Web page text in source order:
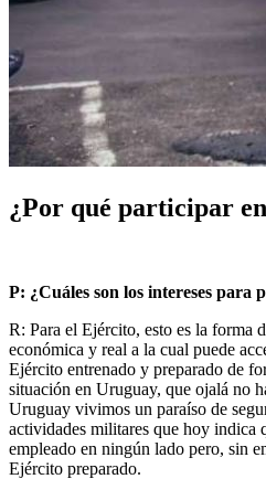
¿Por qué participar
P: ¿Cuáles son los intereses para
R: Para el Ejército, esto es la forma
económica y real a la cual puede
Ejército entrenado y preparado de
situación en Uruguay, que ojalá no
Uruguay vivimos un paraíso de
actividades militares que hoy indica
empleado en ningún lado pero, sin
Ejército preparado.